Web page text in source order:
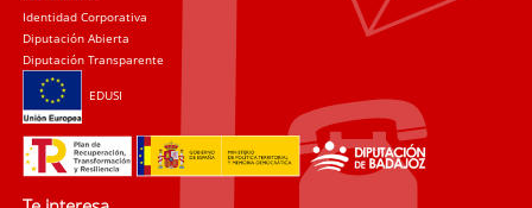
Identidad Corporativa
Diputación Abierta
Diputación Transparente
EDUSI